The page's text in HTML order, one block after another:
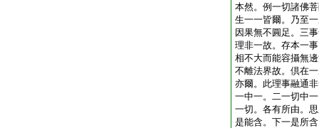
本然。例一切諸佛
生一一皆爾。乃至
因果無不圓足。三
理非一故。存本一
相不大而能容攝無
不離法界故。倶在
亦爾。此理事融通
一中一。二一切中
一切。各有所由。
是能含。下一是所